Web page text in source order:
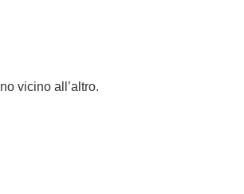
vicino all’altro.